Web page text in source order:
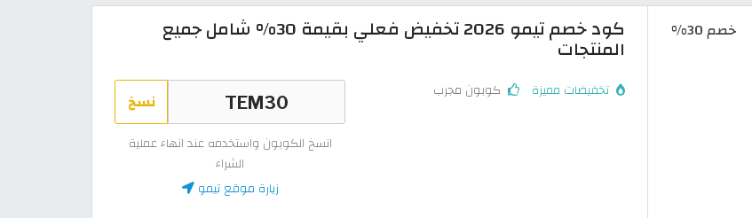
خصم 30% كود خصم تيمو 2026 تخفيض فعلي بقيمة 30% شامل جميع
المنتجات
تخفيضات مميزة كوبون مجرب نسخ
انسخ الكوبون واستخدمه عند انهاء عملية
الشراء
زيارة موقع تيمو